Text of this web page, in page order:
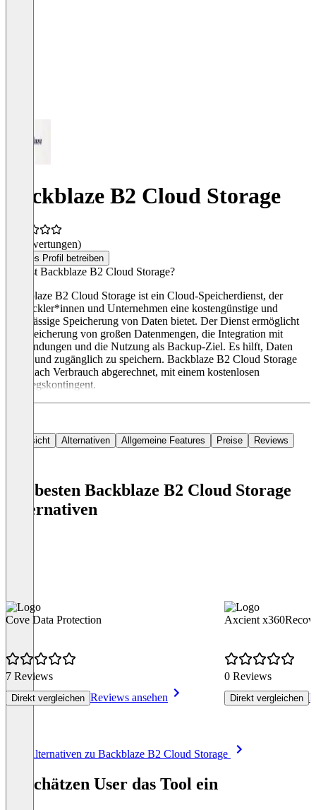
Backblaze B2 Cloud Storage
(0 Bewertungen)
Dieses Profil betreiben
Was ist Backblaze B2 Cloud Storage?
Backblaze B2 Cloud Storage ist ein Cloud-Speicherdienst, der
Entwickler*innen und Unternehmen eine kostengünstige und
zuverlässige Speicherung von Daten bietet. Der Dienst ermöglicht
die Speicherung von großen Datenmengen, die Integration mit
Anwendungen und die Nutzung als Backup-Ziel. Es hilft, Daten
sicher und zugänglich zu speichern. Backblaze B2 Cloud Storage
wird nach Verbrauch abgerechnet, mit einem kostenlosen
Einstiegskontingent.
Übersicht Alternativen Allgemeine Features Preise Reviews
Die besten Backblaze B2 Cloud Storage
Alternativen
Cove Data Protection
7 Reviews
Direkt vergleichen Reviews ansehen
Axcient
0 Reviews
Direkt vergleichen
Alle Alternativen zu Backblaze B2 Cloud Storage
So schätzen User das Tool ein